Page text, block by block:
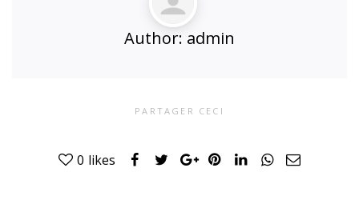
Author: admin
PARTAGER CECI
0 likes